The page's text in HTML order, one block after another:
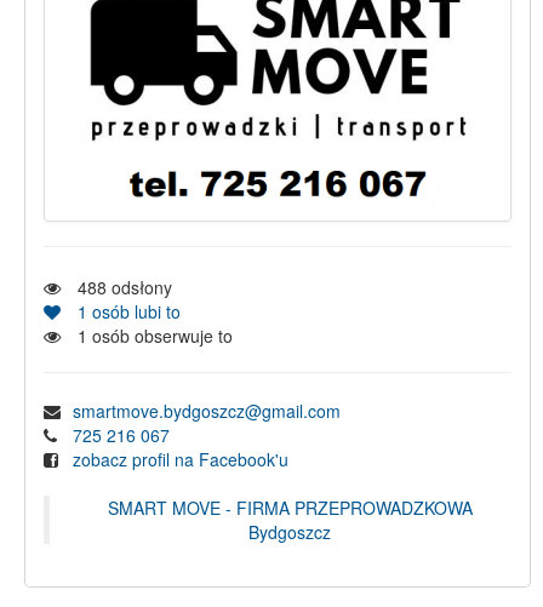
488 odsłony
1 osób lubi to
1 osób obserwuje to
smartmove.bydgoszcz@gmail.com
725 216 067
zobacz profil na Facebook'u
SMART MOVE - FIRMA PRZEPROWADZKOWA
Bydgoszcz